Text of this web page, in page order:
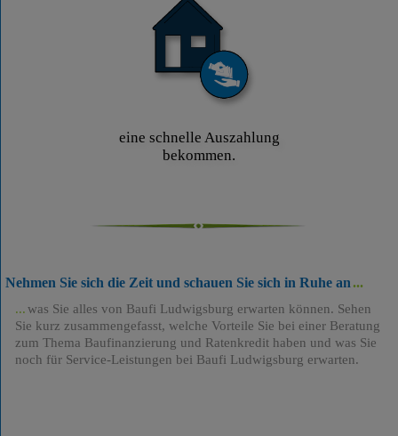
eine schnelle Auszahlung
bekommen.
Nehmen Sie sich die Zeit und schauen Sie sich in Ruhe an
was Sie alles von Baufi Ludwigsburg erwarten können. Sehen
Sie kurz zusammengefasst, welche Vorteile Sie bei einer Beratung
zum Thema Baufinanzierung und Ratenkredit haben und was Sie
noch für Service-Leistungen bei Baufi Ludwigsburg erwarten.